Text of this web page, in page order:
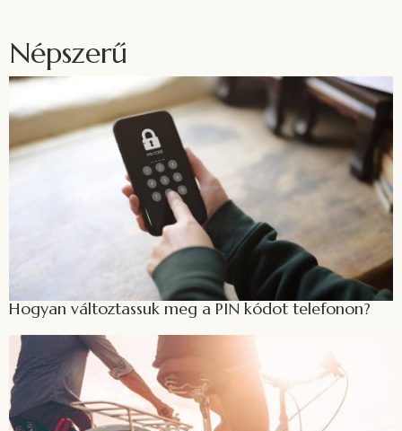
Népszerű
Hogyan változtassuk meg a PIN kódot telefonon?